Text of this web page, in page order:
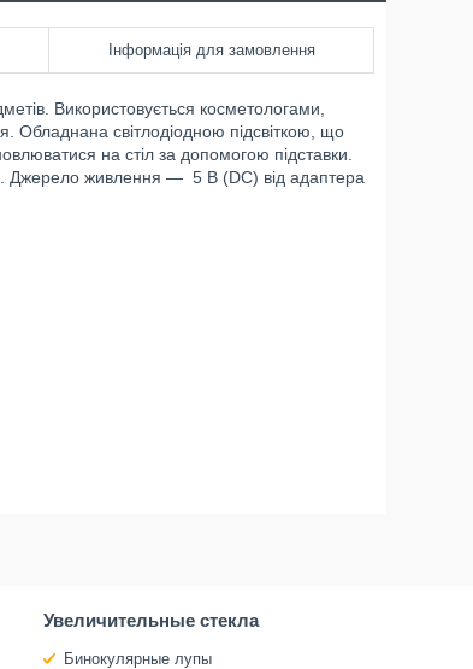
Інформація для замовлення
Використовується косметологами,
Обладнана світлодіодною підсвіткою, що
на стіл за допомогою підставки.
Джерело живлення — 5 В (DC) від адаптера
Увеличительные стекла
Бинокулярные лупы